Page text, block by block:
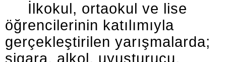
İlkokul, ortaokul ve lise
öğrencilerinin katılımıyla
gerçekleştirilen yarışmalarda;
sigara, alkol, uyuşturucu,